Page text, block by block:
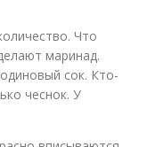
Что
маринад.
сок. Кто-
чеснок. У